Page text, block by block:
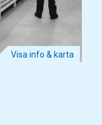
Visa info & karta